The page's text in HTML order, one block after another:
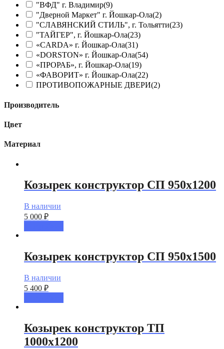
"ВФД" г. Владимир(9)
"Дверной Маркет" г. Йошкар-Ола(2)
"СЛАВЯНСКИЙ СТИЛЬ", г. Тольятти(23)
"ТАЙГЕР", г. Йошкар-Ола(23)
«CARDA» г. Йошкар-Ола(31)
«DORSTON» г. Йошкар-Ола(54)
«ПРОРАБ», г. Йошкар-Ола(19)
«ФАВОРИТ» г. Йошкар-Ола(22)
ПРОТИВОПОЖАРНЫЕ ДВЕРИ(2)
Производитель
Цвет
Материал
Козырек конструктор СП 950х1200
В наличии
5 000 ₽
Козырек конструктор СП 950х1500
В наличии
5 400 ₽
Козырек конструктор ТП
1000х1200